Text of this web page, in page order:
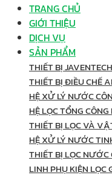
TRANG CHỦ
GIỚI THIỆU
DỊCH VỤ
SẢN PHẨM
THIẾT BỊ JAVENTECH
THIẾT BỊ ĐIỀU CHẾ
HỆ XỬ LÝ NƯỚC
HỆ LỌC TỔNG
THIẾT BỊ LỌC VÀ
HỆ XỬ LÝ NƯỚC
THIẾT BỊ LỌC
LINH PHỤ KIỆN LỌC